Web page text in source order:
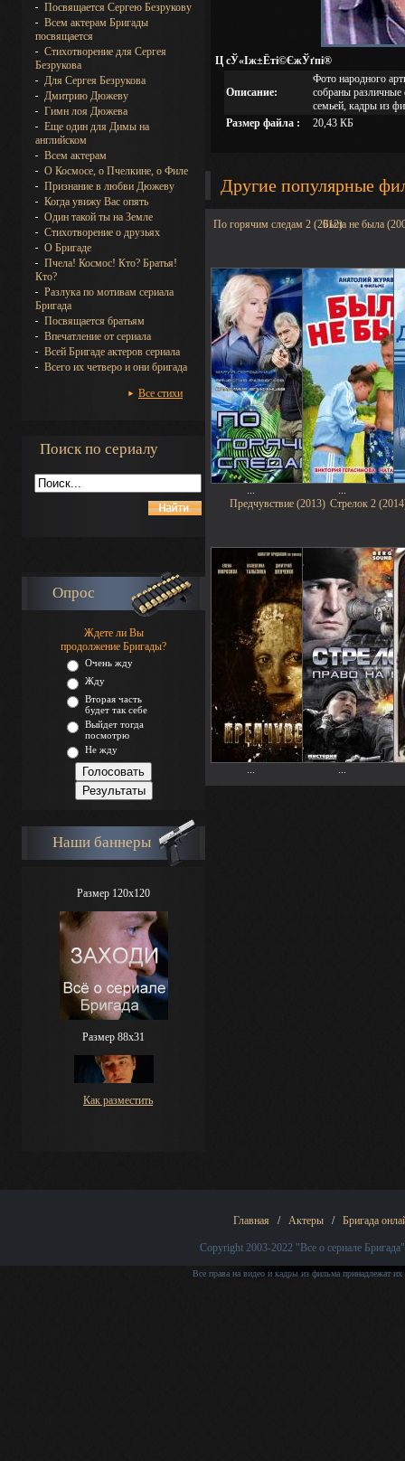
Посвящается Сергею Безрукову
Всем актерам Бригады
посвящается
Стихотворение для Сергея
Безрукова
Для Сергея Безрукова
Дмитрию Дюжеву
Гимн лоя Дюжева
Еще один для Димы на
английском
Всем актерам
О Космосе, о Пчелкине, о Филе
Признание в любви Дюжеву
Когда увижу Вас опять
Один такой ты на Земле
Стихотворение о друзьях
О Бригаде
Пчела! Космос! Кто? Братья!
Кто?
Разлука по мотивам сериала
Бригада
Посвящается братьям
Впечатление от сериала
Всей Бригаде актеров сериала
Всего их четверо и они бригада
Все стихи
Поиск по сериалу
Опрос
Ждете ли Вы
продолжение Бригады?
Очень жду
Жду
Вторая часть
будет так себе
Выйдет тогда
посмотрю
Не жду
Наши баннеры
Размер 120x120
Размер 88х31
Как разместить
Ц сЎ«Іж±Ёті©ЄжЎґпі®
Описание:
Фото народного
собраны
семьей, кадры из
Размер файла :
20,43 КБ
Другие популярные
По горячим следам 2 (2012)Была не была
Предчувствие (2013) Стрелок 2
Главная / Актеры / Бригада
Copyright 2003-2022 "Все о сериале Бригада"
Все права на видео и кадры из фильма принадлежат